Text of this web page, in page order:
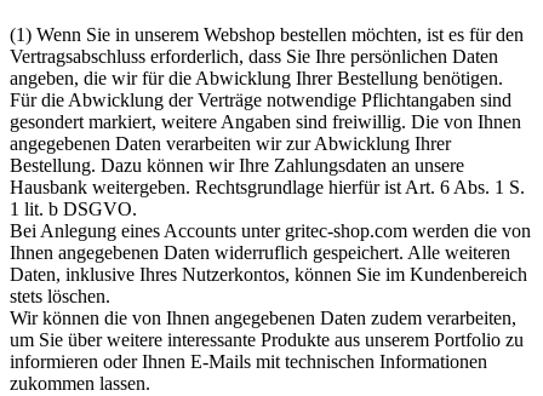
(1) Wenn Sie in unserem Webshop bestellen möchten, ist es für den
Vertragsabschluss erforderlich, dass Sie Ihre persönlichen Daten
angeben, die wir für die Abwicklung Ihrer Bestellung benötigen.
Für die Abwicklung der Verträge notwendige Pflichtangaben sind
gesondert markiert, weitere Angaben sind freiwillig. Die von Ihnen
angegebenen Daten verarbeiten wir zur Abwicklung Ihrer
Bestellung. Dazu können wir Ihre Zahlungsdaten an unsere
Hausbank weitergeben. Rechtsgrundlage hierfür ist Art. 6 Abs. 1 S.
1 lit. b DSGVO.
Bei Anlegung eines Accounts unter gritec-shop.com werden die von
Ihnen angegebenen Daten widerruflich gespeichert. Alle weiteren
Daten, inklusive Ihres Nutzerkontos, können Sie im Kundenbereich
stets löschen.
Wir können die von Ihnen angegebenen Daten zudem verarbeiten,
um Sie über weitere interessante Produkte aus unserem Portfolio zu
informieren oder Ihnen E-Mails mit technischen Informationen
zukommen lassen.